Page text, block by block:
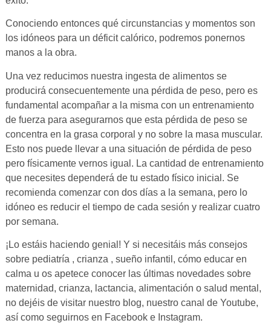
Conociendo entonces qué circunstancias y momentos son
los idóneos para un déficit calórico, podremos ponernos
manos a la obra.
Una vez reducimos nuestra ingesta de alimentos se
producirá consecuentemente una pérdida de peso, pero es
fundamental acompañar a la misma con un entrenamiento
de fuerza para asegurarnos que esta pérdida de peso se
concentra en la grasa corporal y no sobre la masa muscular.
Esto nos puede llevar a una situación de pérdida de peso
pero físicamente vernos igual. La cantidad de entrenamiento
que necesites dependerá de tu estado físico inicial. Se
recomienda comenzar con dos días a la semana, pero lo
idóneo es reducir el tiempo de cada sesión y realizar cuatro
por semana.
¡Lo estáis haciendo genial! Y si necesitáis más consejos
sobre pediatría , crianza , sueño infantil, cómo educar en
calma u os apetece conocer las últimas novedades sobre
maternidad, crianza, lactancia, alimentación o salud mental,
no dejéis de visitar nuestro blog, nuestro canal de Youtube,
así como seguirnos en Facebook e Instagram.